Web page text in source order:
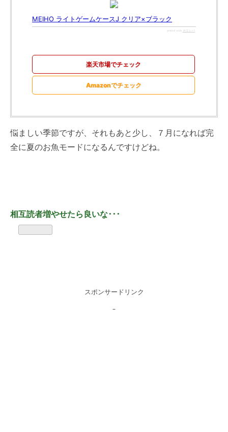
MEIHO ライトゲームケースJ クリア×ブラック
posted with カエレバ
楽天市場でチェック
Amazonでチェック
悩ましい季節ですが、それもあと少し、７月になれば完
全に夏のお魚モードになるんですけどね。
相互読者増やせたら良いな･･･
スポンサードリンク